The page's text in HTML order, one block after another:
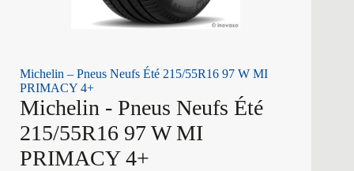
Michelin – Pneus Neufs Été 215/55R16 97 W MI
PRIMACY 4+
Michelin - Pneus Neufs Été
215/55R16 97 W MI
PRIMACY 4+